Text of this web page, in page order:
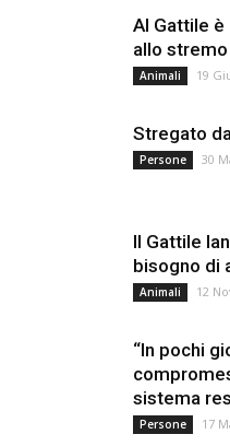
Al Gattile è
allo
Animali 19
Stregato
Persone 30
Il Gattile
bisogno di
Animali 12
“In pochi
sistema
Persone 17